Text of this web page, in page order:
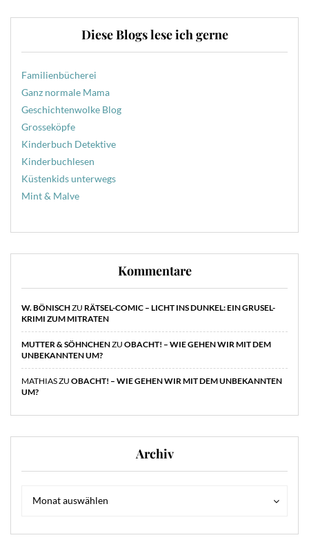
Diese Blogs lese ich gerne
Familienbücherei
Ganz normale Mama
Geschichtenwolke Blog
Grosseköpfe
Kinderbuch Detektive
Kinderbuchlesen
Küstenkids unterwegs
Mint & Malve
Kommentare
W. BÖNISCHZU RÄTSEL-COMIC – LICHT INS DUNKEL: EIN GRUSEL-
KRIMI ZUM MITRATEN
MUTTER & SÖHNCHENZU OBACHT! – WIE GEHEN WIR MIT DEM
UNBEKANNTEN UM?
MATHIASZU OBACHT! – WIE GEHEN WIR MIT DEM UNBEKANNTEN
UM?
Archiv
Monat auswählen